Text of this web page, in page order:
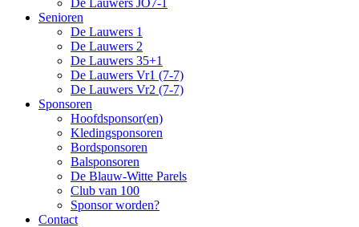
De Lauwers JO7-1
Senioren
De Lauwers 1
De Lauwers 2
De Lauwers 35+1
De Lauwers Vr1 (7-7)
De Lauwers Vr2 (7-7)
Sponsoren
Hoofdsponsor(en)
Kledingsponsoren
Bordsponsoren
Balsponsoren
De Blauw-Witte Parels
Club van 100
Sponsor worden?
Contact